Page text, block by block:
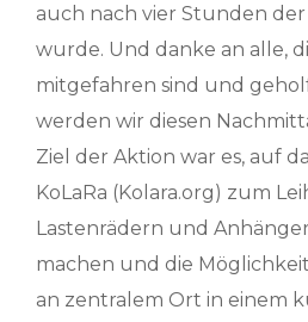
auch nach vier Stunden
wurde. Und danke an alle,
mitgefahren sind und
werden wir diesen
Ziel der Aktion war es, auf
KoLaRa (Kolara.org) zum
Lastenrädern und
machen und die
an zentralem Ort in einem